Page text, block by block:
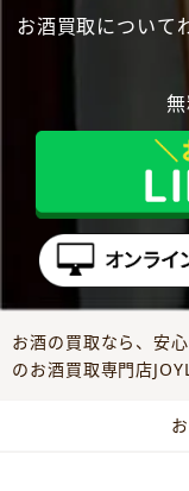
お酒買取について
お酒の買取なら、安
のお酒買取専門店